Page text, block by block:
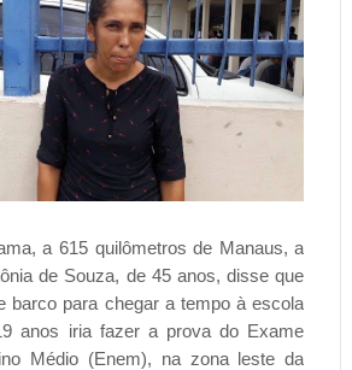
a 615 quilômetros de Manaus, a
de Souza, de 45 anos, disse que
barco para chegar a tempo à escola
anos iria fazer a prova do Exame
Médio (Enem), na zona leste da